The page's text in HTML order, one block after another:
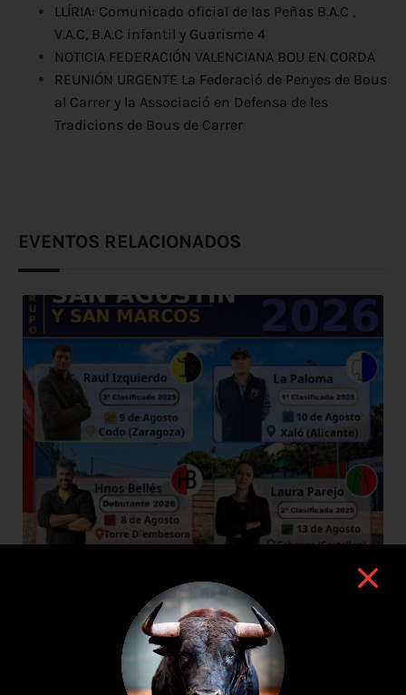
LLÍRIA: Comunicado oficial de las Peñas B.A.C ,
V.A.C, B.A.C infantil y Guarisme 4
NOTICIA FEDERACIÓN VALENCIANA BOU EN CORDA
REUNIÓN URGENTE La Federació de Penyes de Bous
al Carrer y la Associació en Defensa de les
Tradicions de Bous de Carrer
EVENTOS RELACIONADOS
8 de agosto de 2026
TOROS SAN AGUSTÍN Y SAN MARCOS